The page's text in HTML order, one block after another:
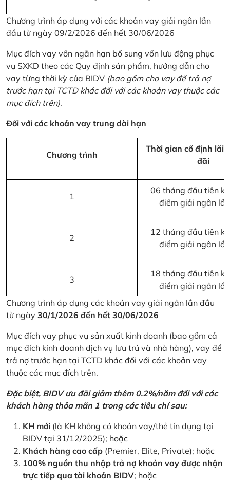
Chương trình áp dụng với các khoản vay giải ngân lần
đầu từ ngày 09/2/2026 đến hết 30/06/2026
Mục đích vay vốn ngắn hạn bổ sung vốn lưu động phục
vụ SXKD theo các Quy định sản phẩm, hướng dẫn cho
vay từng thời kỳ của BIDV (bao gồm cho vay để trả nợ
trước hạn tại TCTD khác đối với các khoản vay thuộc các
mục đích trên).
Đối với các khoản vay trung dài hạn
Chương trình
Thời gian cố định lãi
đãi
1
06 tháng đầu tiên
điểm giải ngân
2
12 tháng đầu tiên
điểm giải ngân
3
18 tháng đầu tiên
điểm giải ngân
Chương trình áp dụng các khoản vay giải ngân lần đầu
từ ngày 30/1/2026 đến hết 30/06/2026
Mục đích vay phục vụ sản xuất kinh doanh (bao gồm cả
mục đích kinh doanh dịch vụ lưu trú và nhà hàng), vay để
trả nợ trước hạn tại TCTD khác đối với các khoản vay
thuộc các mục đích trên.
Đặc biệt, BIDV ưu đãi giảm thêm 0.2%/năm đối với các
khách hàng thỏa mãn 1 trong các tiêu chí sau:
KH mới (là KH không có khoản vay/thẻ tín dụng tại
BIDV tại 31/12/2025); hoặc
Khách hàng cao cấp (Premier, Elite, Private); hoặc
100% nguồn thu nhập trả nợ khoản vay được nhận
trực tiếp qua tài khoản BIDV; hoặc